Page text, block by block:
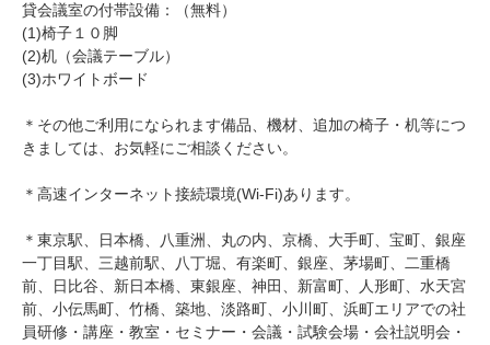
貸会議室の付帯設備：（無料）
(1)椅子１０脚
(2)机（会議テーブル）
(3)ホワイトボード
＊その他ご利用になられます備品、機材、追加の椅子・机等につ
きましては、お気軽にご相談ください。
＊高速インターネット接続環境(Wi-Fi)あります。
＊東京駅、日本橋、八重洲、丸の内、京橋、大手町、宝町、銀座
一丁目駅、三越前駅、八丁堀、有楽町、銀座、茅場町、二重橋
前、日比谷、新日本橋、東銀座、神田、新富町、人形町、水天宮
前、小伝馬町、竹橋、築地、淡路町、小川町、浜町エリアでの社
員研修・講座・教室・セミナー・会議・試験会場・会社説明会・